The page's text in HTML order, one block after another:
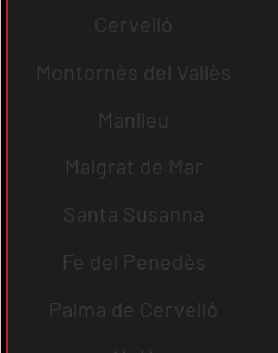
Cervelló
Montornès del Vallès
Manlleu
Malgrat de Mar
Santa Susanna
Fe del Penedès
Palma de Cervelló